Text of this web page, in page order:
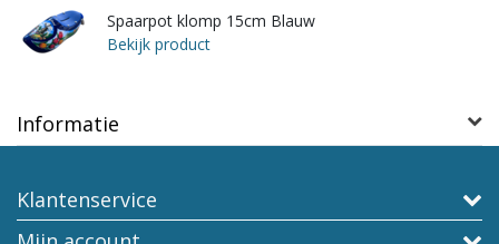
Spaarpot klomp 15cm Blauw
Bekijk product
Informatie
Klantenservice